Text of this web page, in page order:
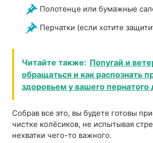
Полотенце или бумажные
Перчатки (если хотите
Читайте также: Попугай и
обращаться и как распознать
здоровьем у вашего пернатого
Собрав все это, вы будете готовы
чистке колёсиков, не испытывая
нехватки чего-то важного.